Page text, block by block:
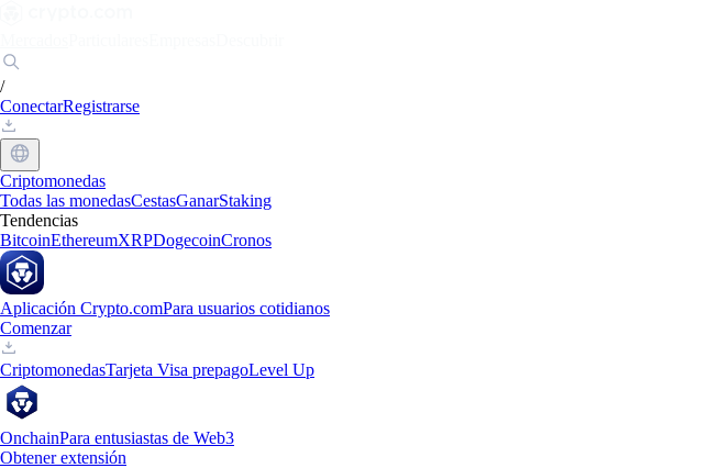
/
ConectarRegistrarse
Criptomonedas
Todas las monedasCestasGanarStaking
Tendencias
BitcoinEthereumXRPDogecoinCronos
Aplicación Crypto.comPara usuarios cotidianos
Comenzar
CriptomonedasTarjeta Visa prepagoLevel Up
OnchainPara entusiastas de Web3
Obtener extensión